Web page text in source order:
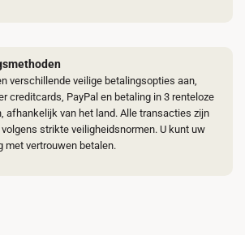
verschillende veilige betalingsopties aan,
creditcards, PayPal en betaling in 3 renteloze
afhankelijk van het land. Alle transacties zijn
volgens strikte veiligheidsnormen. U kunt uw
met vertrouwen betalen.